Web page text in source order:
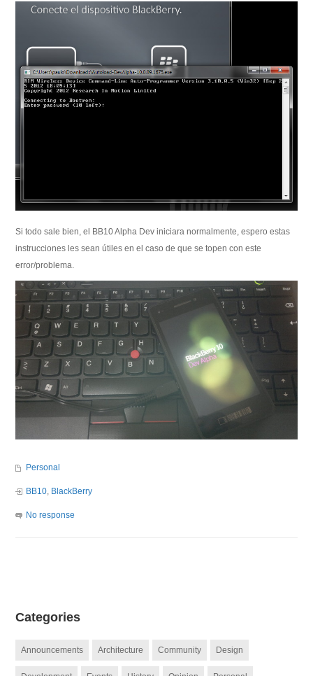
Si todo sale bien, el BB10 Alpha Dev iniciara normalmente, espero estas
instrucciones les sean útiles en el caso de que se topen con este
error/problema.
Personal
BB10 BlackBerry
No response
Categories
Announcements Architecture Community Design